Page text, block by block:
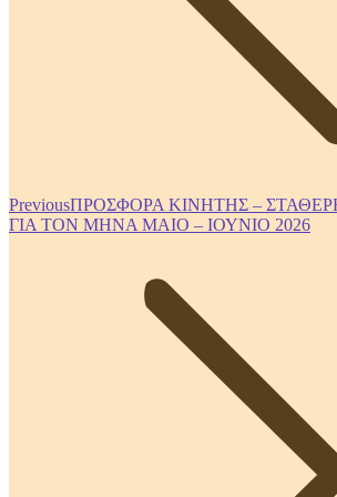
PreviousPrevious
post:
ΠΡΟΣΦΟΡΑ ΚΙΝΗΤΗΣ –
ΓΙΑ ΤΟΝ ΜΗΝΑ ΜΑΙΟ – ΙΟΥΝΙΟ 2026